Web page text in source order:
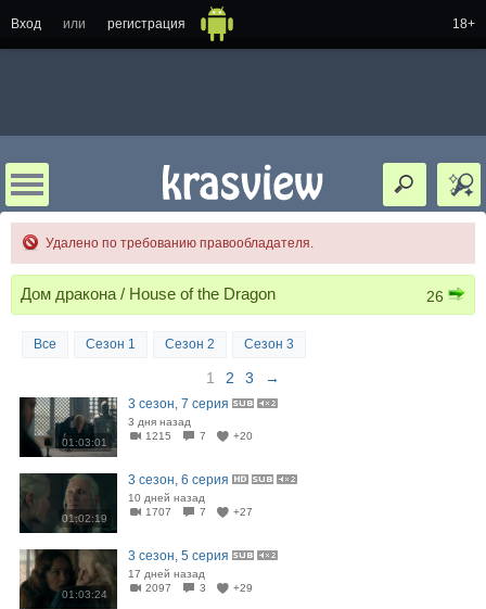
Вход или регистрация 18+
Удалено по требованию правообладателя.
Дом дракона / House of the Dragon 26
Все Сезон 1 Сезон 2 Сезон 3
1 2 3 →
01:03:01
3 сезон, 7 серия
3 дня назад
1215
7 +20
01:02:19
3 сезон, 6 серия
10 дней назад
1707
7 +27
01:03:24
3 сезон, 5 серия
17 дней назад
2097
3 +29